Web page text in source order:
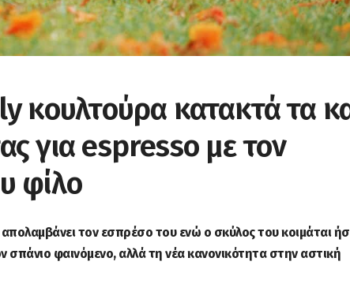
κουλτούρα κατακτά τα
για espresso με τον
φίλο
απολαμβάνει τον εσπρέσο του ενώ ο σκύλος του κοιμάται
σπάνιο φαινόμενο, αλλά τη νέα κανονικότητα στην αστική